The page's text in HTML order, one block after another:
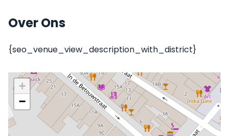
Over Ons
{seo_venue_view_description_with_district}
+
−